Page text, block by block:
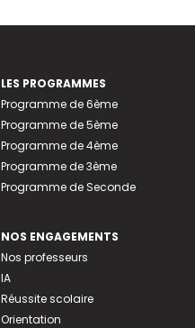
LES PROGRAMMES
Programme de 6ème
Programme de 5ème
Programme de 4ème
Programme de 3ème
Programme de Seconde
NOS ENGAGEMENTS
Nos professeurs
IA
Réussite scolaire
Orientation